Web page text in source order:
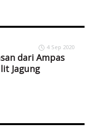
4 Sep 2020
dari Ampas
Jagung